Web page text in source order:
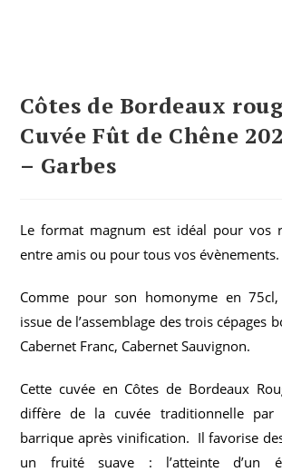
Côtes de Bordeaux
Cuvée Fût de Chêne
– Garbes
Le format magnum est idéal pour vos
entre amis ou pour tous vos évènements.
Comme pour son homonyme en
issue de l’assemblage des trois cépages
Cabernet Franc, Cabernet Sauvignon.
Cette cuvée en Côtes de Bordeaux
diffère de la cuvée traditionnelle par
barrique après vinification. Il favorise
un fruité suave : l’atteinte d’un